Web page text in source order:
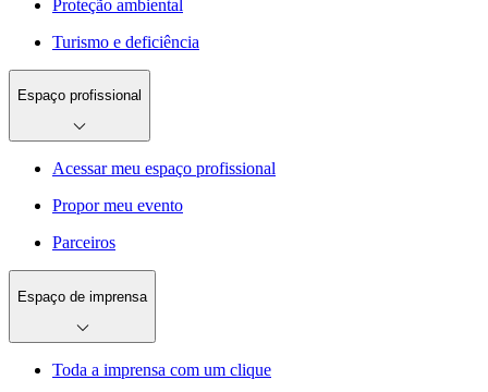
Proteção ambiental
Turismo e deficiência
Espaço profissional
Acessar meu espaço profissional
Propor meu evento
Parceiros
Espaço de imprensa
Toda a imprensa com um clique